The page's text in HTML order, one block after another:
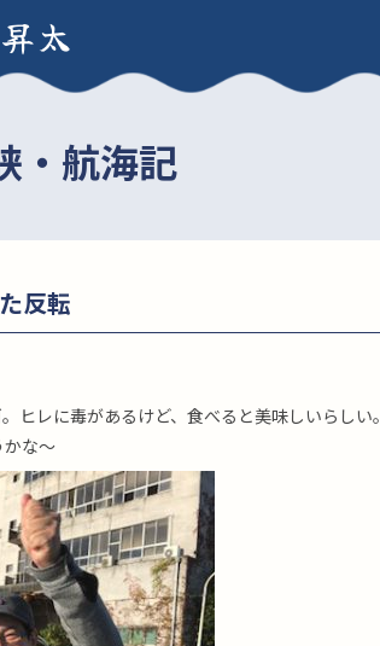
太
・航海記
反転
ヒレに毒があるけど、食べると美味しいらしい。
かな〜